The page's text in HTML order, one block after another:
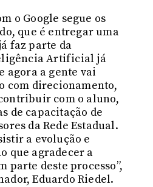
o Google segue os
que é entregar uma
faz parte da
Artificial já
agora a gente vai
com direcionamento,
com o aluno,
de capacitação de
da Rede Estadual.
a evolução e
que agradecer a
parte deste processo”,
Eduardo Riedel.